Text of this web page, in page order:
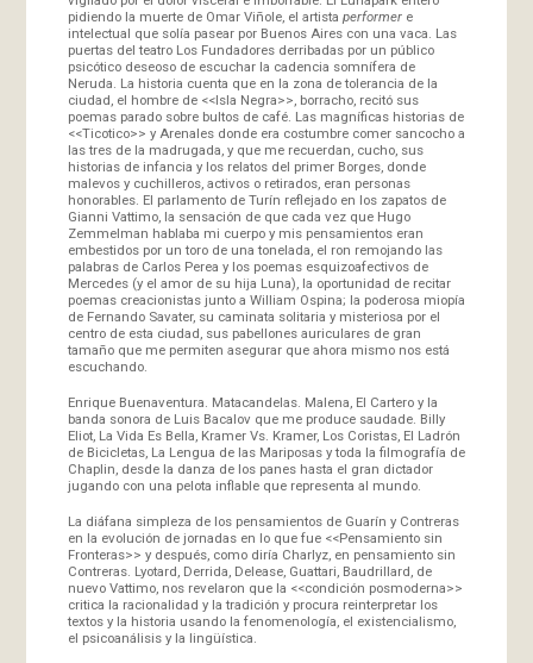
pidiendo la muerte de Omar Viñole, el artista performere
intelectual que solía pasear por Buenos Aires con una vaca. Las
puertas del teatro Los Fundadores derribadas por un público
psicótico deseoso de escuchar la cadencia somnífera de
Neruda. La historia cuenta que en la zona de tolerancia de la
ciudad, el hombre de <<Isla Negra>>, borracho, recitó sus
poemas parado sobre bultos de café. Las magníficas historias de
<<Ticotico>> y Arenales donde era costumbre comer sancocho a
las tres de la madrugada, y que me recuerdan, cucho, sus
historias de infancia y los relatos del primer Borges, donde
malevos y cuchilleros, activos o retirados, eran personas
honorables. El parlamento de Turín reflejado en los zapatos de
Gianni Vattimo, la sensación de que cada vez que Hugo
Zemmelman hablaba mi cuerpo y mis pensamientos eran
embestidos por un toro de una tonelada, el ron remojando las
palabras de Carlos Perea y los poemas esquizoafectivos de
Mercedes (y el amor de su hija Luna), la oportunidad de recitar
poemas creacionistas junto a William Ospina; la poderosa miopía
de Fernando Savater, su caminata solitaria y misteriosa por el
centro de esta ciudad, sus pabellones auriculares de gran
tamaño que me permiten asegurar que ahora mismo nos está
escuchando.
Enrique Buenaventura. Matacandelas. Malena, El Cartero y la
banda sonora de Luis Bacalov que me produce saudade. Billy
Eliot, La Vida Es Bella, Kramer Vs. Kramer, Los Coristas, El Ladrón
de Bicicletas, La Lengua de las Mariposas y toda la filmografía de
Chaplin, desde la danza de los panes hasta el gran dictador
jugando con una pelota inflable que representa al mundo.
La diáfana simpleza de los pensamientos de Guarín y Contreras
en la evolución de jornadas en lo que fue <<Pensamiento sin
Fronteras>> y después, como diría Charlyz, en pensamiento sin
Contreras. Lyotard, Derrida, Delease, Guattari, Baudrillard, de
nuevo Vattimo, nos revelaron que la <<condición posmoderna>>
critica la racionalidad y la tradición y procura reinterpretar los
textos y la historia usando la fenomenología, el existencialismo,
el psicoanálisis y la lingüística.